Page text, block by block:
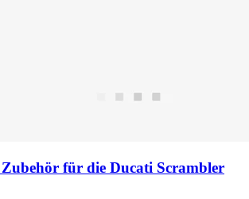
für die Ducati Scrambler